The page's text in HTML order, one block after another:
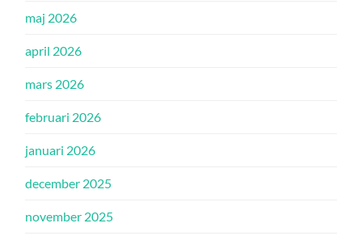
maj 2026
april 2026
mars 2026
februari 2026
januari 2026
december 2025
november 2025